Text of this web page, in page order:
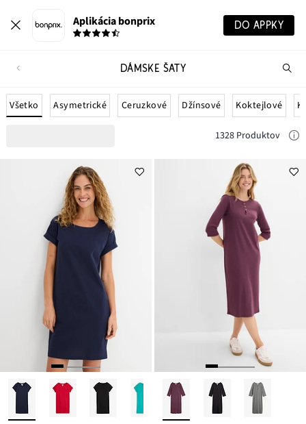
Aplikácia bonprix DO APPKY
DÁMSKE ŠATY
Všetko Asymetrické Ceruzkové Džínsové Koktejlové
1328 Produktov